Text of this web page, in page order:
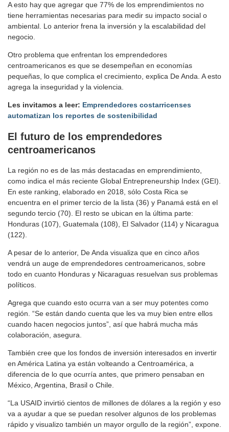
A esto hay que agregar que 77% de los emprendimientos no
tiene herramientas necesarias para medir su impacto social o
ambiental. Lo anterior frena la inversión y la escalabilidad del
negocio.
Otro problema que enfrentan los emprendedores
centroamericanos es que se desempeñan en economías
pequeñas, lo que complica el crecimiento, explica De Anda. A esto
agrega la inseguridad y la violencia.
Les invitamos a leer: Emprendedores costarricenses
automatizan los reportes de sostenibilidad
El futuro de los emprendedores
centroamericanos
La región no es de las más destacadas en emprendimiento,
como indica el más reciente Global Entrepreneurship Index (GEI).
En este ranking, elaborado en 2018, sólo Costa Rica se
encuentra en el primer tercio de la lista (36) y Panamá está en el
segundo tercio (70). El resto se ubican en la última parte:
Honduras (107), Guatemala (108), El Salvador (114) y Nicaragua
(122).
A pesar de lo anterior, De Anda visualiza que en cinco años
vendrá un auge de emprendedores centroamericanos, sobre
todo en cuanto Honduras y Nicaraguas resuelvan sus problemas
políticos.
Agrega que cuando esto ocurra van a ser muy potentes como
región. “Se están dando cuenta que les va muy bien entre ellos
cuando hacen negocios juntos”, así que habrá mucha más
colaboración, asegura.
También cree que los fondos de inversión interesados en invertir
en América Latina ya están volteando a Centroamérica, a
diferencia de lo que ocurría antes, que primero pensaban en
México, Argentina, Brasil o Chile.
“La USAID invirtió cientos de millones de dólares a la región y eso
va a ayudar a que se puedan resolver algunos de los problemas
rápido y visualizo también un mayor orgullo de la región”, expone.